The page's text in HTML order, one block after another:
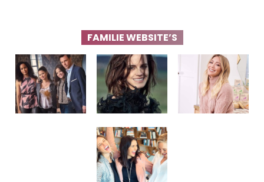
FAMILIE WEBSITE’S